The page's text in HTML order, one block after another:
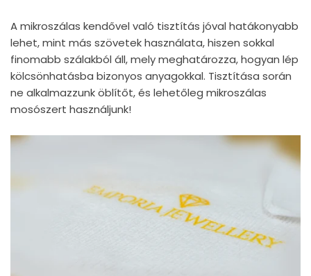
A mikroszálas kendővel való tisztítás jóval hatákonyabb
lehet, mint más szövetek használata, hiszen sokkal
finomabb szálakból áll, mely meghatározza, hogyan lép
kölcsönhatásba bizonyos anyagokkal. Tisztítása során
ne alkalmazzunk öblítőt, és lehetőleg mikroszálas
mosószert használjunk!